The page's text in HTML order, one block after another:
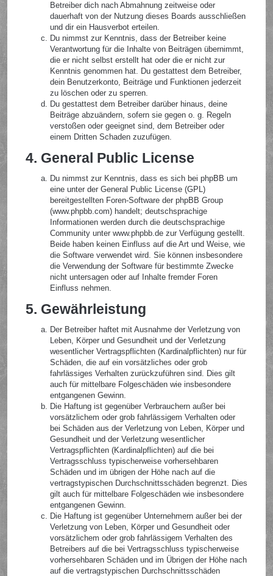
Betreiber dich nach Abmahnung zeitweise oder
dauerhaft von der Nutzung dieses Boards ausschließen
und dir ein Hausverbot erteilen.
Du nimmst zur Kenntnis, dass der Betreiber keine
Verantwortung für die Inhalte von Beiträgen übernimmt,
die er nicht selbst erstellt hat oder die er nicht zur
Kenntnis genommen hat. Du gestattest dem Betreiber,
dein Benutzerkonto, Beiträge und Funktionen jederzeit
zu löschen oder zu sperren.
Du gestattest dem Betreiber darüber hinaus, deine
Beiträge abzuändern, sofern sie gegen o. g. Regeln
verstoßen oder geeignet sind, dem Betreiber oder
einem Dritten Schaden zuzufügen.
4. General Public License
Du nimmst zur Kenntnis, dass es sich bei phpBB um
eine unter der General Public License (GPL)
bereitgestellten Foren-Software der phpBB Group
(www.phpbb.com) handelt; deutschsprachige
Informationen werden durch die deutschsprachige
Community unter www.phpbb.de zur Verfügung gestellt.
Beide haben keinen Einfluss auf die Art und Weise, wie
die Software verwendet wird. Sie können insbesondere
die Verwendung der Software für bestimmte Zwecke
nicht untersagen oder auf Inhalte fremder Foren
Einfluss nehmen.
5. Gewährleistung
Der Betreiber haftet mit Ausnahme der Verletzung von
Leben, Körper und Gesundheit und der Verletzung
wesentlicher Vertragspflichten (Kardinalpflichten) nur für
Schäden, die auf ein vorsätzliches oder grob
fahrlässiges Verhalten zurückzuführen sind. Dies gilt
auch für mittelbare Folgeschäden wie insbesondere
entgangenen Gewinn.
Die Haftung ist gegenüber Verbrauchern außer bei
vorsätzlichem oder grob fahrlässigem Verhalten oder
bei Schäden aus der Verletzung von Leben, Körper und
Gesundheit und der Verletzung wesentlicher
Vertragspflichten (Kardinalpflichten) auf die bei
Vertragsschluss typischerweise vorhersehbaren
Schäden und im übrigen der Höhe nach auf die
vertragstypischen Durchschnittsschäden begrenzt. Dies
gilt auch für mittelbare Folgeschäden wie insbesondere
entgangenen Gewinn.
Die Haftung ist gegenüber Unternehmern außer bei der
Verletzung von Leben, Körper und Gesundheit oder
vorsätzlichem oder grob fahrlässigem Verhalten des
Betreibers auf die bei Vertragsschluss typischerweise
vorhersehbaren Schäden und im Übrigen der Höhe nach
auf die vertragstypischen Durchschnittsschäden